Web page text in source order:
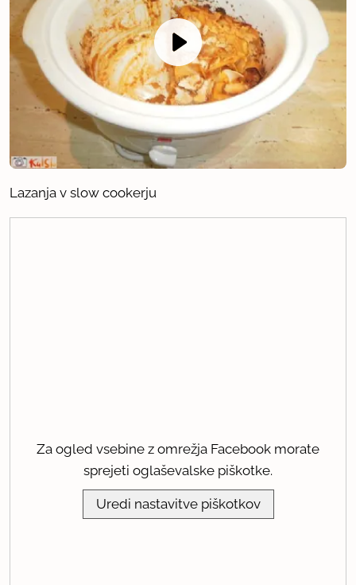
Lazanja v slow cookerju
Za ogled vsebine z omrežja Facebook morate
sprejeti oglaševalske piškotke.
Uredi nastavitve piškotkov